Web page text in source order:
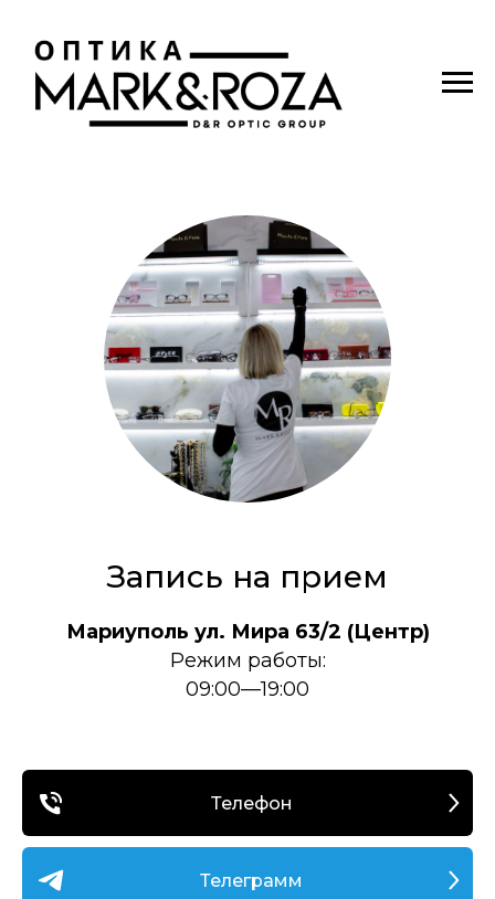
Запись на прием
Мариуполь ул. Мира 63/2 (Центр)
Режим работы:
09:00—19:00
Телефон
Телеграмм